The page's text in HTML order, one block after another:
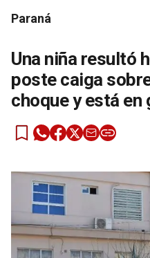
Paraná
Una niña resultó
poste caiga
choque y está en